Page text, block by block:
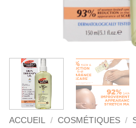
ACCUEIL / COSMÉTIQUES /